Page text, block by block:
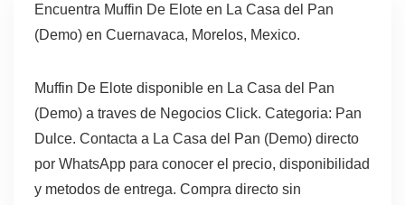
Encuentra Muffin De Elote en La Casa del Pan
(Demo) en Cuernavaca, Morelos, Mexico.
Muffin De Elote disponible en La Casa del Pan
(Demo) a traves de Negocios Click. Categoria: Pan
Dulce. Contacta a La Casa del Pan (Demo) directo
por WhatsApp para conocer el precio, disponibilidad
y metodos de entrega. Compra directo sin